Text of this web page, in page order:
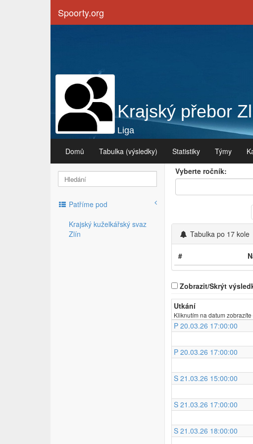
Spoorty.org
Krajský přebor
Liga
Domů Tabulka (výsledky) Statistiky Týmy
Patříme pod
Krajský kuželkářský svaz
Zlín
Vyberte ročník:
Tabulka po 17 kole
#
Zobrazit/Skrýt
Utkání
Kliknutím na datum
P 20.03.26 17:00:00
P 20.03.26 17:00:00
S 21.03.26 15:00:00
S 21.03.26 17:00:00
S 21.03.26 18:00:00